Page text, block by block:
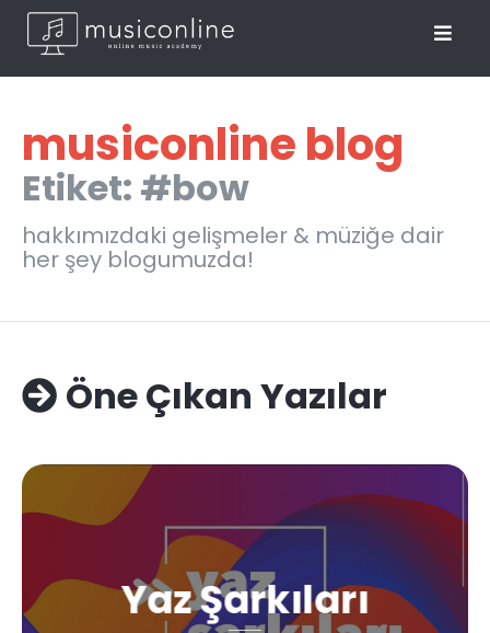
musiconline blog
Etiket: #bow
hakkımızdaki gelişmeler & müziğe dair
her şey blogumuzda!
Öne Çıkan Yazılar
Yaz Şarkıları